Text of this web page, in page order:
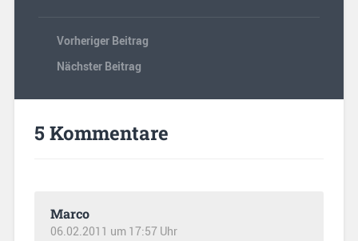
Vorheriger Beitrag
Nächster Beitrag
5 Kommentare
Marco
06.02.2011 um 17:57 Uhr